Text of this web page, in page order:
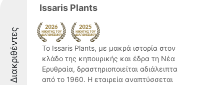
Διακριθέντες
Issaris Plants
Το Issaris Plants, με μακρά ιστορία στον
κλάδο της κηπουρικής και έδρα τη Νέα
Ερυθραία, δραστηριοποιείται αδιάλειπτα
από το 1960. Η εταιρεία αναπτύσσεται